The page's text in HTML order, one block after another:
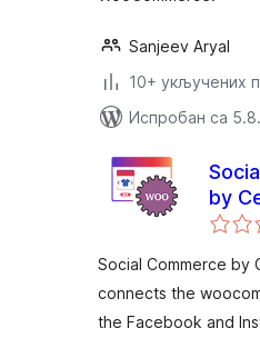
Sanjeev Aryal
10+ укључених
Испробан са
by
Social Commerce by
connects the
the Facebook and